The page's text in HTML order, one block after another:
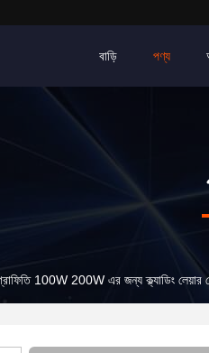
বাড়ি পণ্য
100W 200W এর জন্য ক্ল্যাডিং লেয়ার